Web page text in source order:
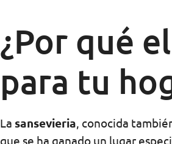
¿Por qué
para tu
La sansevieria, conocida
que se ha ganado un lugar